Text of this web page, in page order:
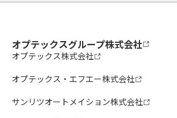
オプテックスグループ株式会社
オプテックス株式会社
オプテックス・エフエー株式会社
サンリツオートメイション株式会社